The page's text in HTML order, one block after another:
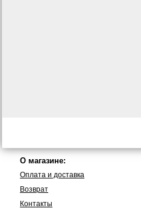
О магазине:
Оплата и доставка
Возврат
Контакты